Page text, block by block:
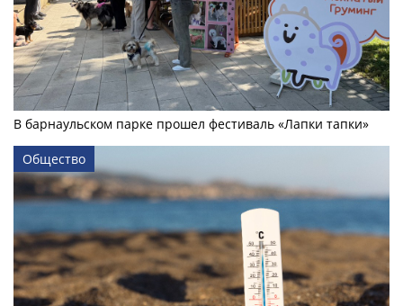
В барнаульском парке прошел фестиваль «Лапки тапки»
Общество